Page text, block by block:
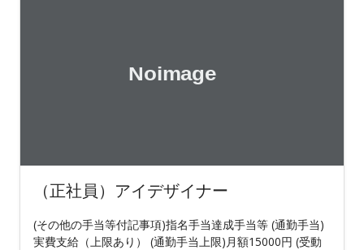
（正社員）アイデザイナー
(その他の手当等付記事項)指名手当達成手当等 (通勤手当)
実費支給（上限あり） (通勤手当上限)月額15000円 (受動